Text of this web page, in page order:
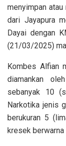
menyimpan
dari Jayapura
Dayai dengan
(21/03/2025)
Kombes Alfian
diamankan
sebanyak 10
Narkotika jenis
berukuran 5
kresek berwarna